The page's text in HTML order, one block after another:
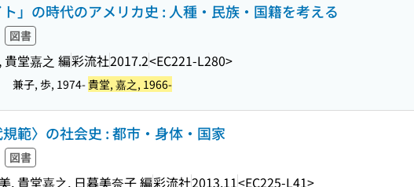
ト」の時代のアメリカ史 : 人種・民族・国籍を考える
図書
貴堂嘉之 編彩流社2017.2<EC221-L280>
兼子, 歩, 1974-貴堂, 嘉之, 1966-
規範〉の社会史 : 都市・身体・国家
図書
, 貴堂嘉之, 日暮美奈子 編彩流社2013.11<EC225-L41>